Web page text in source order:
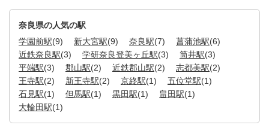
奈良県の人気の駅
学園前駅(9) 新大宮駅(9) 奈良駅(7) 菖蒲池駅(6)
近鉄奈良駅(3) 学研奈良登美ヶ丘駅(3) 筒井駅(3)
平端駅(3) 郡山駅(2) 近鉄郡山駅(2) 志都美駅(2)
王寺駅(2) 新王寺駅(2) 京終駅(1) 五位堂駅(1)
石見駅(1) 但馬駅(1) 黒田駅(1) 畠田駅(1)
大輪田駅(1)